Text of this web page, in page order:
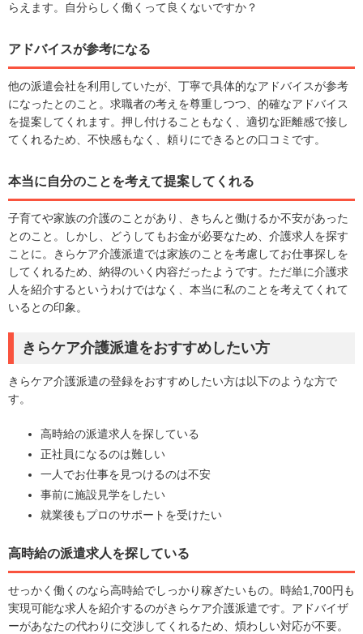
らえます。自分らしく働くって良くないですか？
アドバイスが参考になる
他の派遣会社を利用していたが、丁寧で具体的なアドバイスが参考
になったとのこと。求職者の考えを尊重しつつ、的確なアドバイス
を提案してくれます。押し付けることもなく、適切な距離感で接し
てくれるため、不快感もなく、頼りにできるとの口コミです。
本当に自分のことを考えて提案してくれる
子育てや家族の介護のことがあり、きちんと働けるか不安があった
とのこと。しかし、どうしてもお金が必要なため、介護求人を探す
ことに。きらケア介護派遣では家族のことを考慮してお仕事探しを
してくれるため、納得のいく内容だったようです。ただ単に介護求
人を紹介するというわけではなく、本当に私のことを考えてくれて
いるとの印象。
きらケア介護派遣をおすすめしたい方
きらケア介護派遣の登録をおすすめしたい方は以下のような方で
す。
高時給の派遣求人を探している
正社員になるのは難しい
一人でお仕事を見つけるのは不安
事前に施設見学をしたい
就業後もプロのサポートを受けたい
高時給の派遣求人を探している
せっかく働くのなら高時給でしっかり稼ぎたいもの。時給1,700円も
実現可能な求人を紹介するのがきらケア介護派遣です。アドバイザ
ーがあなたの代わりに交渉してくれるため、煩わしい対応が不要。